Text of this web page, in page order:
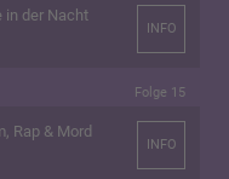
in der Nacht
INFO
Folge 15
Rap & Mord
INFO